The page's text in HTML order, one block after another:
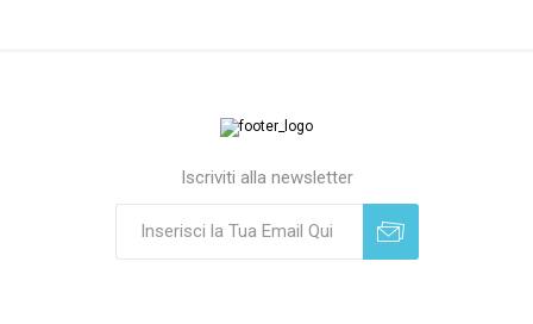
Iscriviti alla newsletter